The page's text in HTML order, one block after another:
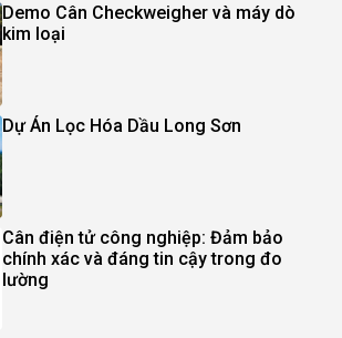
Demo Cân Checkweigher và máy dò
kim loại
Dự Án Lọc Hóa Dầu Long Sơn
Cân điện tử công nghiệp: Đảm bảo
chính xác và đáng tin cậy trong đo
lường